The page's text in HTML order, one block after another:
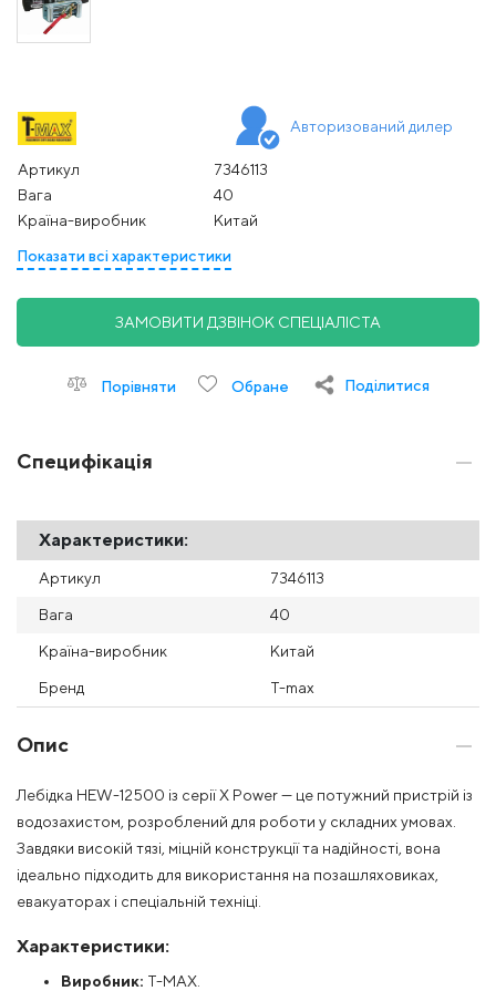
Авторизований дилер
Артикул
7346113
Вага
40
Країна-виробник
Китай
Показати всі характеристики
ЗАМОВИТИ ДЗВІНОК СПЕЦІАЛІСТА
Порівняти Обране Поділитися
Специфікація
Характеристики:
Артикул 7346113
Вага 40
Країна-виробник Китай
Бренд T-max
Опис
Лебідка HEW-12500 із серії X Power — це потужний пристрій із
водозахистом, розроблений для роботи у складних умовах.
Завдяки високій тязі, міцній конструкції та надійності, вона
ідеально підходить для використання на позашляховиках,
евакуаторах і спеціальній техніці.
Характеристики:
Виробник: T-MAX.